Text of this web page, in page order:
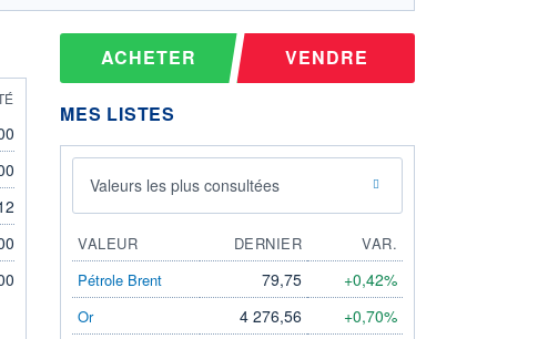
ACHETER VENDRE
MES LISTES
Valeurs les plus consultées
VALEUR DERNIER
VAR.
Pétrole Brent
79,75 +0,42%
Or 4 276,56 +0,70%